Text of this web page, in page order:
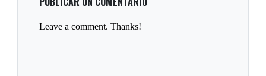
Leave a comment. Thanks!